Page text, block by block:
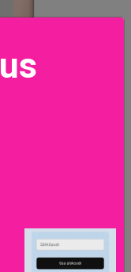
ml Maria Nila